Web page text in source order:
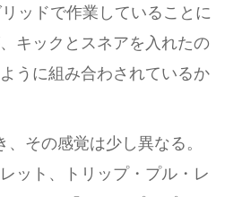
ッドで作業していることに
キックとスネアを入れたの
うに組み合わされているか
その感覚は少し異なる。
ット、トリップ・プル・レ